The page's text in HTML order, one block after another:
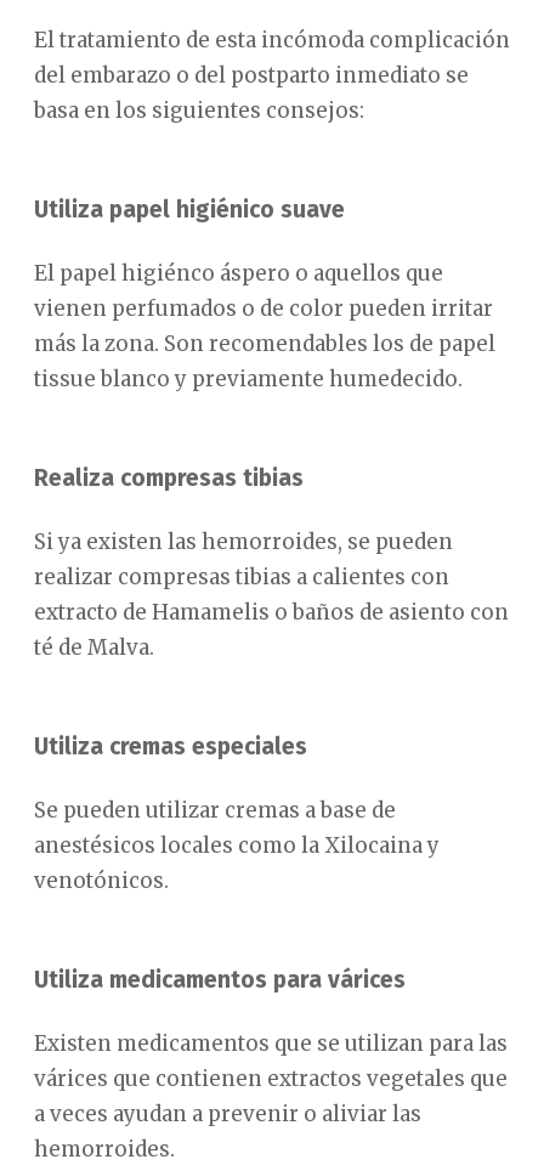
El tratamiento de esta incómoda complicación
del embarazo o del postparto inmediato se
basa en los siguientes consejos:
Utiliza papel higiénico suave
El papel higiénco áspero o aquellos que
vienen perfumados o de color pueden irritar
más la zona. Son recomendables los de papel
tissue blanco y previamente humedecido.
Realiza compresas tibias
Si ya existen las hemorroides, se pueden
realizar compresas tibias a calientes con
extracto de Hamamelis o baños de asiento con
té de Malva.
Utiliza cremas especiales
Se pueden utilizar cremas a base de
anestésicos locales como la Xilocaina y
venotónicos.
Utiliza medicamentos para várices
Existen medicamentos que se utilizan para las
várices que contienen extractos vegetales que
a veces ayudan a prevenir o aliviar las
hemorroides.